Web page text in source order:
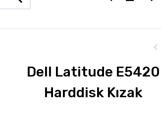
Dell Latitude E5420
Harddisk Kızak